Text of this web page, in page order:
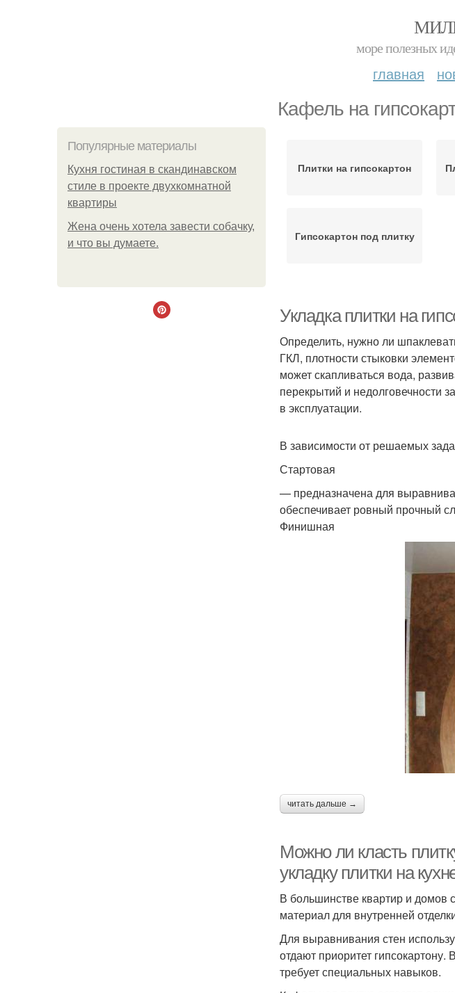
море полезных
главная
Кафель на
Популярные материалы
Кухня гостиная в скандинавском
стиле в проекте двухкомнатной
квартиры
Жена очень хотела завести собачку,
и что вы думаете.
Плитки на гипсокартон
Гипсокартон под плитку
Укладка плитки на
Определить, нужно ли
ГКЛ, плотности стыковки
может скапливаться вода,
перекрытий и недолговечности
в эксплуатации.
В зависимости от решаемых
Стартовая
— предназначена для
обеспечивает ровный прочный
Финишная
читать дальше →
Можно ли класть
укладку плитки на
В большинстве квартир и домов
материал для внутренней
Для выравнивания стен
отдают приоритет
требует специальных навыков.